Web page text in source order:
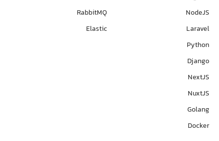
NodeJS
Laravel
Python
Django
NextJS
NuxtJS
Golang
Docker
RabbitMQ
Elastic